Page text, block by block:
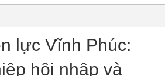
lực Vĩnh Phúc:
hội nhập và